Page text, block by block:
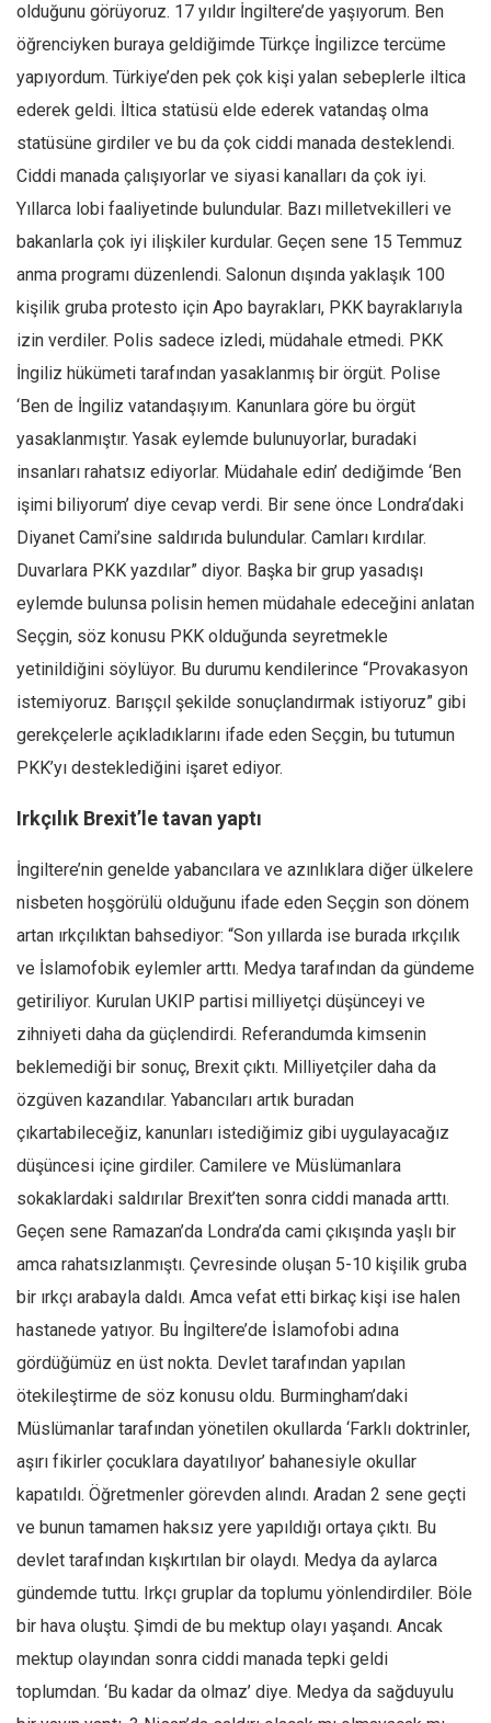
olduğunu görüyoruz. 17 yıldır İngiltere’de yaşıyorum. Ben
öğrenciyken buraya geldiğimde Türkçe İngilizce tercüme
yapıyordum. Türkiye’den pek çok kişi yalan sebeplerle iltica
ederek geldi. İltica statüsü elde ederek vatandaş olma
statüsüne girdiler ve bu da çok ciddi manada desteklendi.
Ciddi manada çalışıyorlar ve siyasi kanalları da çok iyi.
Yıllarca lobi faaliyetinde bulundular. Bazı milletvekilleri ve
bakanlarla çok iyi ilişkiler kurdular. Geçen sene 15 Temmuz
anma programı düzenlendi. Salonun dışında yaklaşık 100
kişilik gruba protesto için Apo bayrakları, PKK bayraklarıyla
izin verdiler. Polis sadece izledi, müdahale etmedi. PKK
İngiliz hükümeti tarafından yasaklanmış bir örgüt. Polise
‘Ben de İngiliz vatandaşıyım. Kanunlara göre bu örgüt
yasaklanmıştır. Yasak eylemde bulunuyorlar, buradaki
insanları rahatsız ediyorlar. Müdahale edin’ dediğimde ‘Ben
işimi biliyorum’ diye cevap verdi. Bir sene önce Londra’daki
Diyanet Cami’sine saldırıda bulundular. Camları kırdılar.
Duvarlara PKK yazdılar” diyor. Başka bir grup yasadışı
eylemde bulunsa polisin hemen müdahale edeceğini anlatan
Seçgin, söz konusu PKK olduğunda seyretmekle
yetinildiğini söylüyor. Bu durumu kendilerince “Provakasyon
istemiyoruz. Barışçıl şekilde sonuçlandırmak istiyoruz” gibi
gerekçelerle açıkladıklarını ifade eden Seçgin, bu tutumun
PKK’yı desteklediğini işaret ediyor.
Irkçılık Brexit’le tavan yaptı
İngiltere’nin genelde yabancılara ve azınlıklara diğer ülkelere
nisbeten hoşgörülü olduğunu ifade eden Seçgin son dönem
artan ırkçılıktan bahsediyor: “Son yıllarda ise burada ırkçılık
ve İslamofobik eylemler arttı. Medya tarafından da gündeme
getiriliyor. Kurulan UKIP partisi milliyetçi düşünceyi ve
zihniyeti daha da güçlendirdi. Referandumda kimsenin
beklemediği bir sonuç, Brexit çıktı. Milliyetçiler daha da
özgüven kazandılar. Yabancıları artık buradan
çıkartabileceğiz, kanunları istediğimiz gibi uygulayacağız
düşüncesi içine girdiler. Camilere ve Müslümanlara
sokaklardaki saldırılar Brexit’ten sonra ciddi manada arttı.
Geçen sene Ramazan’da Londra’da cami çıkışında yaşlı bir
amca rahatsızlanmıştı. Çevresinde oluşan 5-10 kişilik gruba
bir ırkçı arabayla daldı. Amca vefat etti birkaç kişi ise halen
hastanede yatıyor. Bu İngiltere’de İslamofobi adına
gördüğümüz en üst nokta. Devlet tarafından yapılan
ötekileştirme de söz konusu oldu. Burmingham’daki
Müslümanlar tarafından yönetilen okullarda ‘Farklı doktrinler,
aşırı fikirler çocuklara dayatılıyor’ bahanesiyle okullar
kapatıldı. Öğretmenler görevden alındı. Aradan 2 sene geçti
ve bunun tamamen haksız yere yapıldığı ortaya çıktı. Bu
devlet tarafından kışkırtılan bir olaydı. Medya da aylarca
gündemde tuttu. Irkçı gruplar da toplumu yönlendirdiler. Böle
bir hava oluştu. Şimdi de bu mektup olayı yaşandı. Ancak
mektup olayından sonra ciddi manada tepki geldi
toplumdan. ‘Bu kadar da olmaz’ diye. Medya da sağduyulu